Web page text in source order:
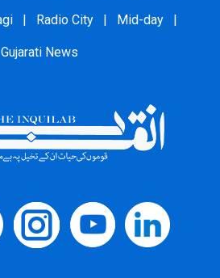
| Radio City | Mid-day |
Gujarati News